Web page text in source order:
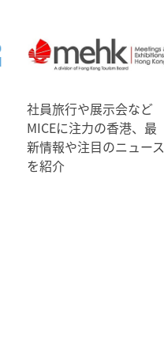
社員旅行や展示会など
MICEに注力の香港、最
新情報や注目のニュース
を紹介